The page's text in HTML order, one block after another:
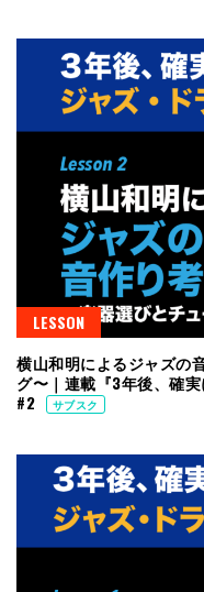
LESSON
横山和明によるジャズの
グ〜｜連載『3年後、確
#2
サブスク